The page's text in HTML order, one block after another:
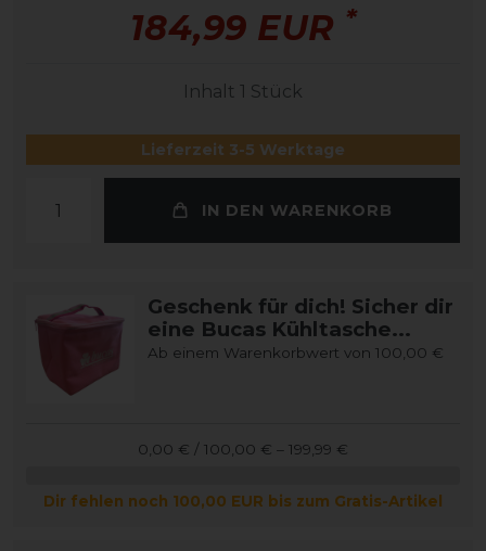
184,99 EUR *
Inhalt 1 Stück
Lieferzeit 3-5 Werktage
IN DEN WARENKORB
Geschenk für dich! Sicher dir
eine Bucas Kühltasche...
Ab einem Warenkorbwert von 100,00 €
0,00 € / 100,00 € – 199,99 €
Dir fehlen noch 100,00 EUR bis zum Gratis-Artikel